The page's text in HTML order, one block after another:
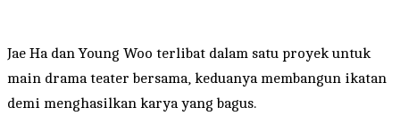
Jae Ha dan Young Woo terlibat dalam satu proyek untuk
main drama teater bersama, keduanya membangun ikatan
demi menghasilkan karya yang bagus.